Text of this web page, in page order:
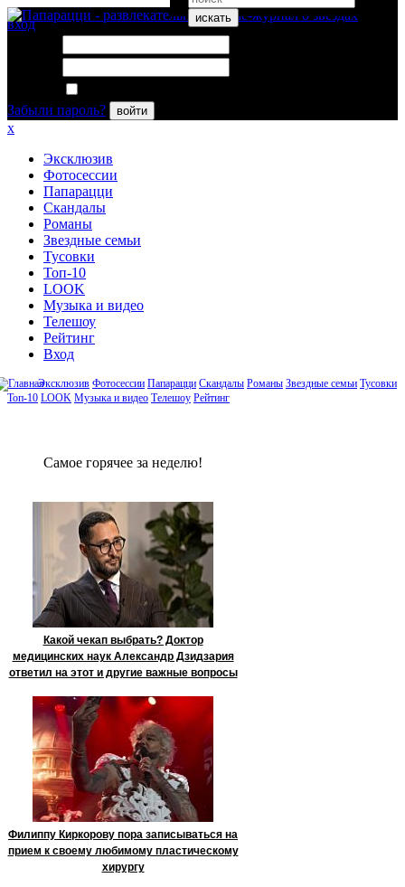
искать
вход
Забыли пароль?
войти
x
Эксклюзив
Фотосессии
Папарацци
Скандалы
Романы
Звездные семьи
Тусовки
Топ-10
LOOK
Музыка и видео
Телешоу
Рейтинг
Вход
Эксклюзив Фотосессии Папарацци Скандалы Романы Звездные семьи Тусовки
Топ-10 LOOK Музыка и видео Телешоу Рейтинг
Сaмое гoрячее за неделю!
Какой чекап выбрать? Доктор
медицинских наук Александр Дзидзария
ответил на этот и другие важные вопросы
Филиппу Киркорову пора записываться на
прием к своему любимому пластическому
хирургу